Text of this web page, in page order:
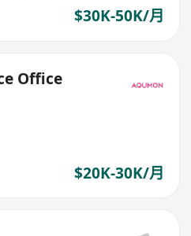
$30K-50K/月
Office
$20K-30K/月